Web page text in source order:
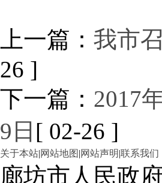
上一篇： 我市
26 ]
下一篇： 2017
9日 [ 02-26 ]
关于本站|网站地图 |网站声明|联系我们
廊坊市人民政